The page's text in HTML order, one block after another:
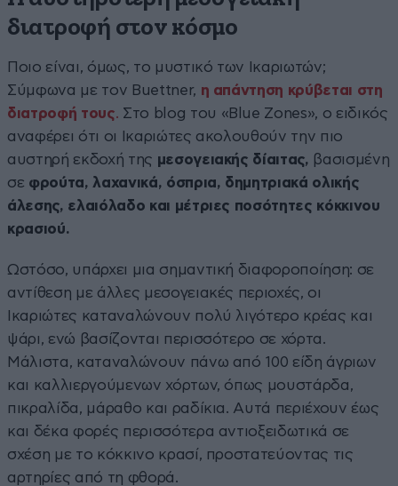
διατροφή στον κόσμο
Ποιο είναι, όμως, το μυστικό των Ικαριωτών;
Σύμφωνα με τον Buettner, η απάντηση κρύβεται στη
διατροφή τους. Στο blog του «Blue Zones», ο ειδικός
αναφέρει ότι οι Ικαριώτες ακολουθούν την πιο
αυστηρή εκδοχή της μεσογειακής δίαιτας, βασισμένη
σε φρούτα, λαχανικά, όσπρια, δημητριακά ολικής
άλεσης, ελαιόλαδο και μέτριες ποσότητες κόκκινου
κρασιού.
Ωστόσο, υπάρχει μια σημαντική διαφοροποίηση: σε
αντίθεση με άλλες μεσογειακές περιοχές, οι
Ικαριώτες καταναλώνουν πολύ λιγότερο κρέας και
ψάρι, ενώ βασίζονται περισσότερο σε χόρτα.
Μάλιστα, καταναλώνουν πάνω από 100 είδη άγριων
και καλλιεργούμενων χόρτων, όπως μουστάρδα,
πικραλίδα, μάραθο και ραδίκια. Αυτά περιέχουν έως
και δέκα φορές περισσότερα αντιοξειδωτικά σε
σχέση με το κόκκινο κρασί, προστατεύοντας τις
αρτηρίες από τη φθορά.